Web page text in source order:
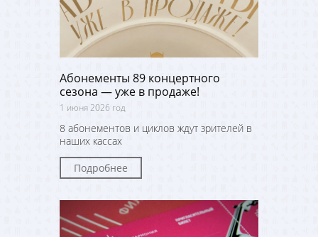
Абонементы 89 концертного
сезона — уже в продаже!
1 июня 2026 год
8 абонементов и циклов ждут зрителей в
наших кассах
Подробнее